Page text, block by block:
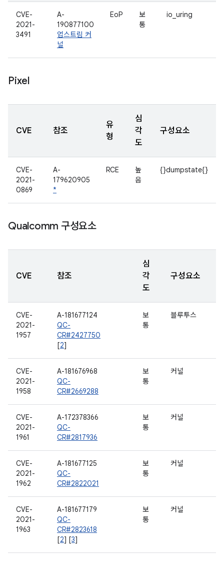
CVE-
2021-
3491
A-
190877100
업스트림 커
널
EoP
보
통
io_uring
Pixel
CVE 참조
유
형
심
각
도
구성요소
CVE-
2021-
0869
A-
179620905
*
RCE
높
음
{}dumpstate{}
Qualcomm 구성요소
CVE 참조
심
각
도
구성요소
CVE-
2021-
1957
A-181677124
QC-
CR#2427750
[2]
보
통
블루투스
CVE-
2021-
1958
A-181676968
QC-
CR#2669288
보
통
커널
CVE-
2021-
1961
A-172378366
QC-
CR#2817936
보
통
커널
CVE-
2021-
1962
A-181677125
QC-
CR#2822021
보
통
커널
CVE-
2021-
1963
A-181677179
QC-
CR#2823618
[2] [3]
보
통
커널